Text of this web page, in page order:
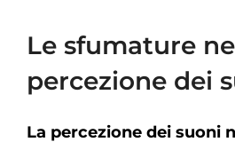
Le sfumature
percezione dei
La percezione dei suoni